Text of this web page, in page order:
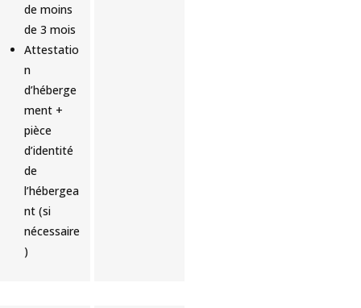
de moins
de 3 mois
Attestatio
n
d’héberge
ment +
pièce
d’identité
de
l’hébergea
nt (si
nécessaire
)